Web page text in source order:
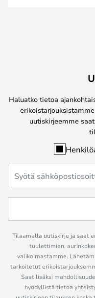
Haluatko tietoa
uutiskirjeemme saat
Tilaamalla uutiskirje ja saat
tuulettimien,
valikoimastamme.
tarkoitetut
Saat lisäksi
hyödyllistä tietoa